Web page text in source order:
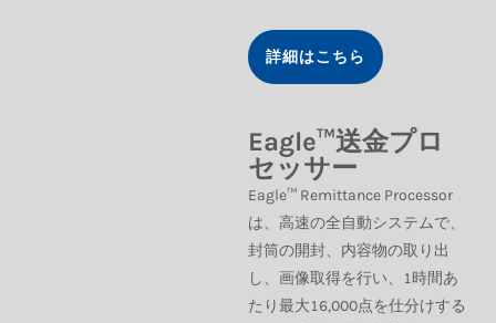
詳細はこちら
Eagle™送金プロ
セッサー
Eagle™ Remittance Processor
は、高速の全自動システムで、
封筒の開封、内容物の取り出
し、画像取得を行い、1時間あ
たり最大16,000点を仕分けする